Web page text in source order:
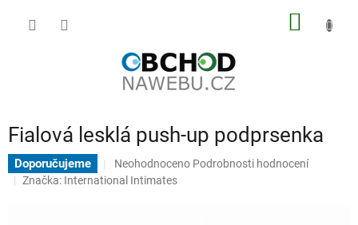
Fialová lesklá push-up podprsenka
Doporučujeme
Průměrné
hodnocení
Neohodnoceno Podrobnosti hodnocení
Značka: International Intimates